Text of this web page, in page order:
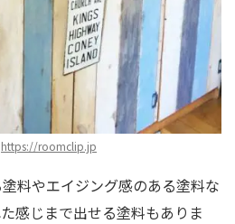
https://roomclip.jp
料やエイジング感のある塗料な
感じまで出せる塗料もありま